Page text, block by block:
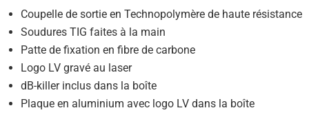
Coupelle de sortie en Technopolymère de haute résistance
Soudures TIG faites à la main
Patte de fixation en fibre de carbone
Logo LV gravé au laser
dB-killer inclus dans la boîte
Plaque en aluminium avec logo LV dans la boîte